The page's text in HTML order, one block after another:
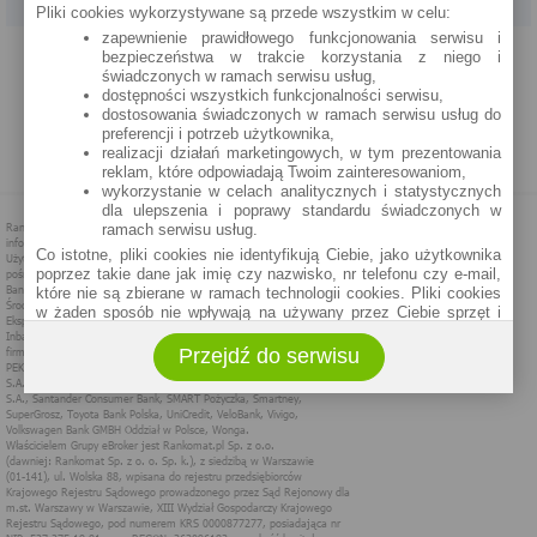
PROGRAM PARTNERSKI O NAS REKLAMA REGULAMIN
POLITYKA PRYWATNOŚCI POLITYKA COOKIES ZASADY PLASOWANIA
Pliki cookies wykorzystywane są przede wszystkim w celu:
zapewnienie prawidłowego funkcjonowania serwisu i
bezpieczeństwa w trakcie korzystania z niego i
świadczonych w ramach serwisu usług,
dostępności wszystkich funkcjonalności serwisu,
dostosowania świadczonych w ramach serwisu usług do
preferencji i potrzeb użytkownika,
realizacji działań marketingowych, w tym prezentowania
reklam, które odpowiadają Twoim zainteresowaniom,
wykorzystanie w celach analitycznych i statystycznych
dla ulepszenia i poprawy standardu świadczonych w
ramach serwisu usług.
Co istotne, pliki cookies nie identyfikują Ciebie, jako użytkownika
poprzez takie dane jak imię czy nazwisko, nr telefonu czy e-mail,
które nie są zbierane w ramach technologii cookies. Pliki cookies
w żaden sposób nie wpływają na używany przez Ciebie sprzęt i
Zakres wykorzystywania plików cookies możliwy jest do
określenia w ustawieniach przeglądarki każdego użytkownika. Bez
wprowadzenia zmian ustawień, informacje w plikach cookies mogą
być zapisywane w pamięci Twojego urządzenia.
Administratorem danych pozyskiwanych w technologii cookies jest
spółka Rankomat.pl Sp. z o.o. (dawniej: Rankomat Sp. z o. o. Sp.
k.) z siedzibą w Warszawie, ul. Wolska 88, 01 - 141 Warszawa.
Możesz jako użytkownik w każdym czasie skontaktować się z
administratorem pod adresem bok@ebroker.pl, jak również wyrazić
Przejdź do serwisu